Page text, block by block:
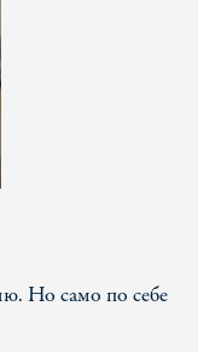
Но само по себе